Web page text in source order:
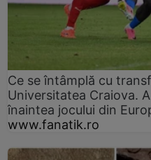
Ce se întâmplă cu
Universitatea Craiova.
înaintea jocului din
www.fanatik.ro